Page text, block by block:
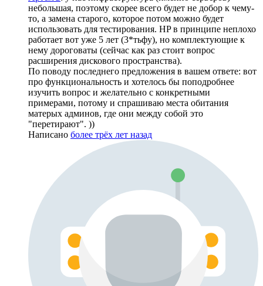
небольшая, поэтому скорее всего будет не добор к чему-
то, а замена старого, которое потом можно будет
использовать для тестирования. HP в принципе неплохо
работает вот уже 5 лет (3*тьфу), но комплектующие к
нему дороговаты (сейчас как раз стоит вопрос
расширения дискового пространства).
По поводу последнего предложения в вашем ответе: вот
про функциональность и хотелось бы поподробнее
изучить вопрос и желательно с конкретными
примерами, потому и спрашиваю места обитания
матерых админов, где они между собой это
"перетирают". ))
Написано более трёх лет назад